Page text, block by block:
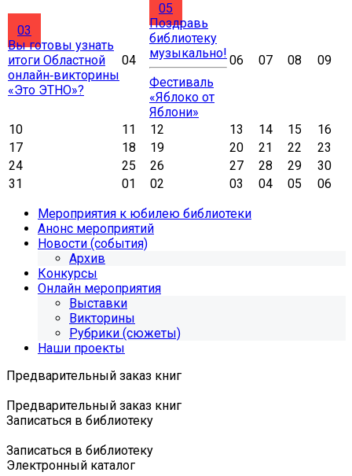
03
Вы готовы узнать
итоги Областной
онлайн‑викторины
«Это ЭТНО»?
04
05
Поздравь
библиотеку
музыкально!
Фестиваль
«Яблоко от
Яблони»
06 07 08 09
10 11 12 13 14 15
16
17
18 19 20 21 22
23
24
25 26 27 28 29
30
31
01 02 03 04 05
06
Мероприятия к юбилею библиотеки
Анонс мероприятий
Новости (события)
Архив
Конкурсы
Онлайн мероприятия
Выставки
Викторины
Рубрики (сюжеты)
Наши проекты
Предварительный заказ книг
Предварительный заказ книг
Записаться в библиотеку
Записаться в библиотеку
Электронный каталог